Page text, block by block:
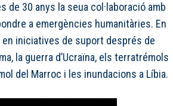
de 30 anys la seua col·laboració amb
a emergències humanitàries. En
iniciatives de suport després de
la guerra d’Ucraïna, els terratrémols
del Marroc i les inundacions a Líbia.